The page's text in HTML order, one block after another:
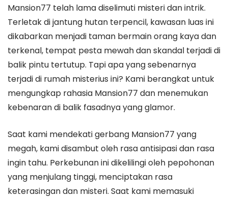
Mansion77 telah lama diselimuti misteri dan intrik.
Terletak di jantung hutan terpencil, kawasan luas ini
dikabarkan menjadi taman bermain orang kaya dan
terkenal, tempat pesta mewah dan skandal terjadi di
balik pintu tertutup. Tapi apa yang sebenarnya
terjadi di rumah misterius ini? Kami berangkat untuk
mengungkap rahasia Mansion77 dan menemukan
kebenaran di balik fasadnya yang glamor.
Saat kami mendekati gerbang Mansion77 yang
megah, kami disambut oleh rasa antisipasi dan rasa
ingin tahu. Perkebunan ini dikelilingi oleh pepohonan
yang menjulang tinggi, menciptakan rasa
keterasingan dan misteri. Saat kami memasuki